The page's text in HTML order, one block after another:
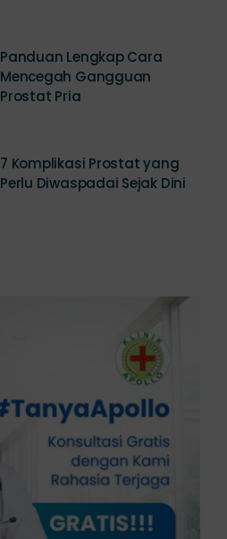
Panduan Lengkap Cara
Mencegah Gangguan
Prostat Pria
7 Komplikasi Prostat yang
Perlu Diwaspadai Sejak Dini